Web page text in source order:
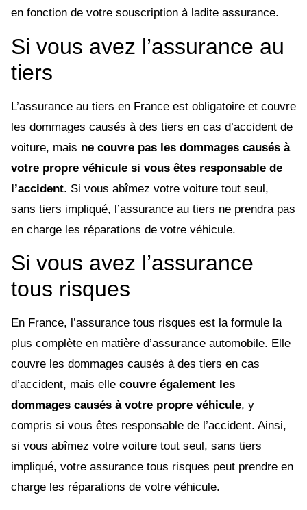
en fonction de votre souscription à ladite assurance.
Si vous avez l’assurance au
tiers
L’assurance au tiers en France est obligatoire et couvre
les dommages causés à des tiers en cas d’accident de
voiture, mais ne couvre pas les dommages causés à
votre propre véhicule si vous êtes responsable de
l’accident. Si vous abîmez votre voiture tout seul,
sans tiers impliqué, l’assurance au tiers ne prendra pas
en charge les réparations de votre véhicule.
Si vous avez l’assurance
tous risques
En France, l’assurance tous risques est la formule la
plus complète en matière d’assurance automobile. Elle
couvre les dommages causés à des tiers en cas
d’accident, mais elle couvre également les
dommages causés à votre propre véhicule, y
compris si vous êtes responsable de l’accident. Ainsi,
si vous abîmez votre voiture tout seul, sans tiers
impliqué, votre assurance tous risques peut prendre en
charge les réparations de votre véhicule.